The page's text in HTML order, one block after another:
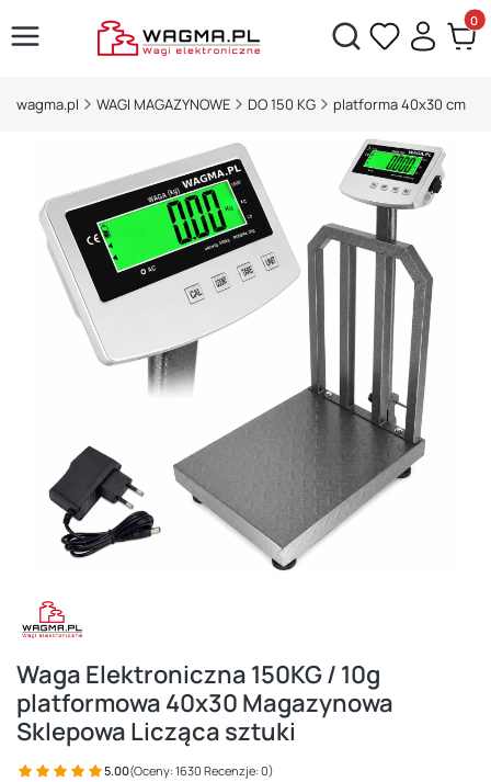
Otwórz wyszukiwarkę
wagma.pl WAGI MAGAZYNOWE DO 150 KG platforma 40x30 cm
Waga Elektroniczna 150KG / 10g
platformowa 40x30 Magazynowa
Sklepowa Licząca sztuki
5.00(Oceny: 1630 Recenzje: 0)